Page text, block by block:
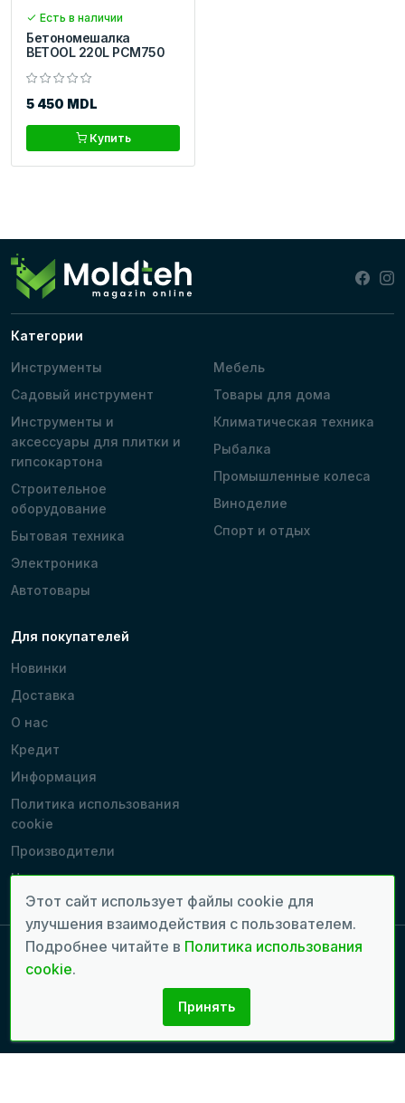
Есть в наличии
Бетономешалка
BETOOL 220L PCM750
5 450 MDL
Купить
Категории
Инструменты
Садовый инструмент
Инструменты и
аксессуары для плитки и
гипсокартона
Строительное
оборудование
Бытовая техника
Электроника
Автотовары
Мебель
Товары для дома
Климатическая техника
Рыбалка
Промышленные колеса
Виноделие
Спорт и отдых
Для покупателей
Новинки
Доставка
О нас
Кредит
Информация
Политика использования
cookie
Производители
Наши магазины
Copyright 2022 - 2026 © Все права защищены. | Время генерации
Разработка сайтов:
Этот сайт использует файлы cookie для
улучшения взаимодействия с пользователем.
Подробнее читайте в Политика использования
cookie.
Принять